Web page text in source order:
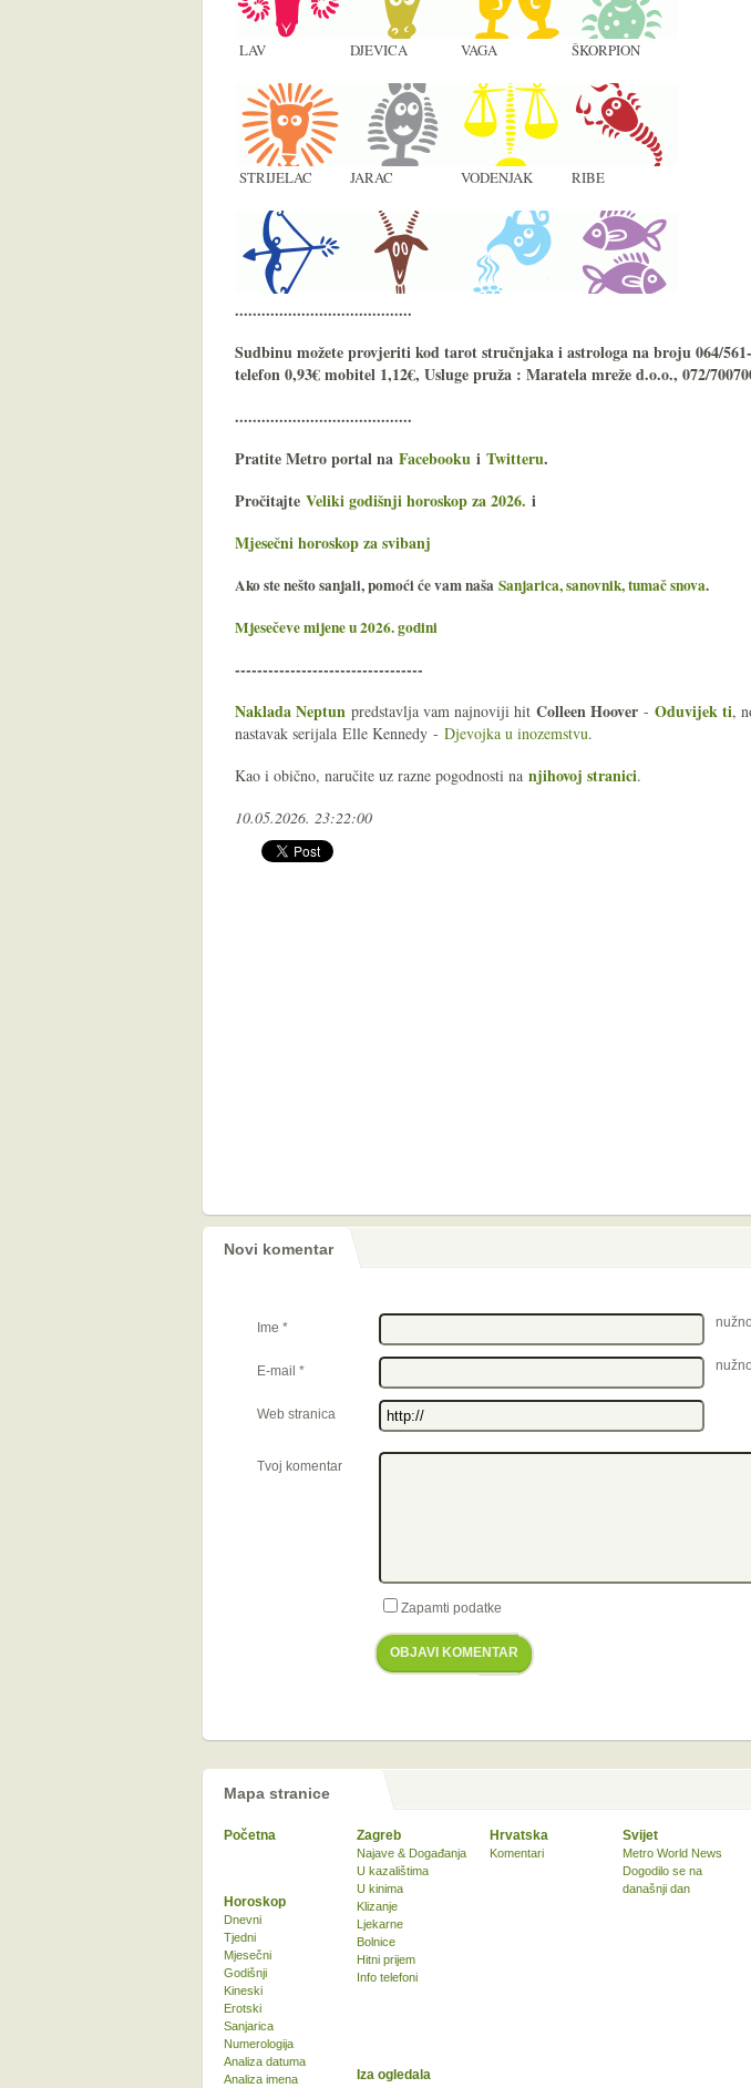
LAV DJEVICA VAGA ŠKORPION
STRIJELAC JARAC VODENJAK RIBE
........................................
Sudbinu možete provjeriti kod tarot stručnjaka i astrologa na broju 064/
telefon 0,93€ mobitel 1,12€, Usluge pruža : Maratela mreže d.o.o., 072/
........................................
Pratite Metro portal na Facebooku i Twitteru.
Pročitajte Veliki godišnji horoskop za 2026. i
Mjesečni horoskop za svibanj
Ako ste nešto sanjali, pomoći će vam naša Sanjarica, sanovnik, tumač snova.
Mjesečeve mijene u 2026. godini
----------------------------------
Naklada Neptun predstavlja vam najnoviji hit Colleen Hoover - Oduvijek ti,
nastavak serijala Elle Kennedy - Djevojka u inozemstvu.
Kao i obično, naručite uz razne pogodnosti na njihovoj stranici.
10.05.2026. 23:22:00
Novi komentar
Ime * nužno
E-mail * nužno
Web stranica
Tvoj komentar
Zapamti podatke
OBJAVI KOMENTAR
Mapa stranice
Početna Zagreb
Najave & Događanja
U kazalištima
U kinima
Klizanje
Ljekarne
Bolnice
Hitni prijem
Info telefoni
Hrvatska
Komentari
Svijet
Metro World News
Dogodilo se na
današnji dan
Horoskop
Dnevni
Tjedni
Mjesečni
Godišnji
Kineski
Erotski
Sanjarica
Numerologija
Analiza datuma
Analiza imena
Iza ogledala